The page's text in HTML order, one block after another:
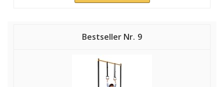
9